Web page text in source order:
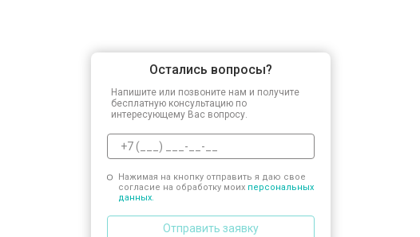
Остались вопросы?
Напишите или позвоните нам и получите
бесплатную консультацию по
интересующему Вас вопросу.
Нажимая на кнопку отправить я даю свое
согласие на обработку моих персональных
данных.
Отправить заявку